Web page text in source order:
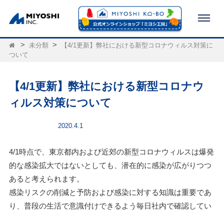
未分類
【4/1更新】弊社における新型コロナウィルス対策に
ついて
【4/1更新】弊社における新型コロナウ
ィルス対策について
2020.4.1
4/1時点で、東京都内および近郊の新型コロナウィルスは爆発
的な感染拡大ではないとしても、潜在的に感染が広がりつつ
あると考えられます。
感染リスクの削減と予防および感染に対する知識は重要であ
り、普段の生活で意識付けできるよう毎日社内で確認してい